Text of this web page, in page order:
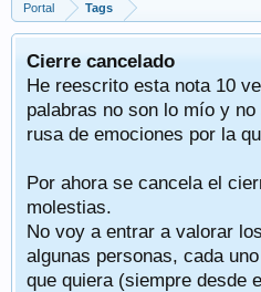
Portal Tags
Cierre cancelado
He reescrito esta nota 10
palabras no son lo mío y
rusa de emociones por la
Por ahora se cancela el
molestias.
No voy a entrar a valorar
algunas personas, cada
que quiera (siempre desde